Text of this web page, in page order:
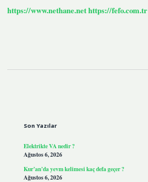
https://www.nethane.nethttps://fefo.com.tr
Son Yazılar
Elektrikte VA nedir ?
Ağustos 6, 2026
Kur’an’da yevm kelimesi kaç defa geçer ?
Ağustos 6, 2026